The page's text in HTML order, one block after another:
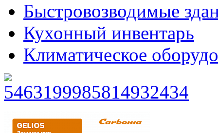
Быстровозводимые
Кухонный инвентарь
Климатическое